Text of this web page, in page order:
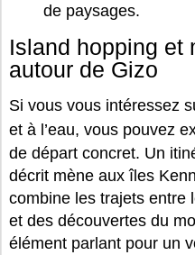
de paysages.
Island hopping et
autour de Gizo
Si vous vous intéressez
et à l’eau, vous pouvez
de départ concret. Un
décrit mène aux îles
combine les trajets entre
et des découvertes du
élément parlant pour un